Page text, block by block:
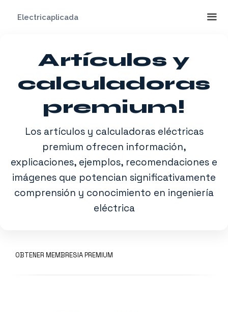
Electricaplicada
Artículos y
calculadoras
premium!
Los artículos y calculadoras eléctricas
premium ofrecen información,
explicaciones, ejemplos, recomendaciones e
imágenes que potencian significativamente
comprensión y conocimiento en ingeniería
eléctrica
OBTENER MEMBRESIA PREMIUM